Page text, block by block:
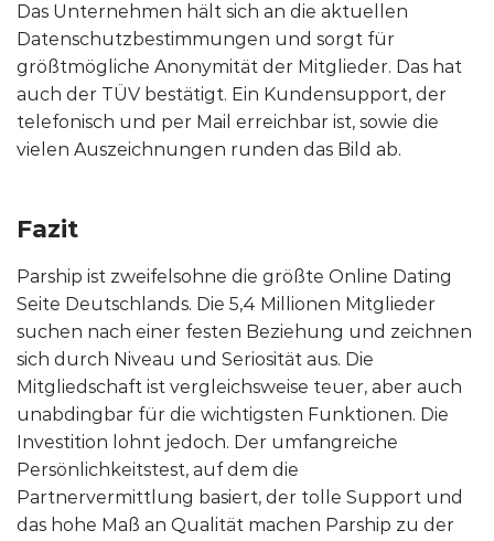
Das Unternehmen hält sich an die aktuellen
Datenschutzbestimmungen und sorgt für
größtmögliche Anonymität der Mitglieder. Das hat
auch der TÜV bestätigt. Ein Kundensupport, der
telefonisch und per Mail erreichbar ist, sowie die
vielen Auszeichnungen runden das Bild ab.
Fazit
Parship ist zweifelsohne die größte Online Dating
Seite Deutschlands. Die 5,4 Millionen Mitglieder
suchen nach einer festen Beziehung und zeichnen
sich durch Niveau und Seriosität aus. Die
Mitgliedschaft ist vergleichsweise teuer, aber auch
unabdingbar für die wichtigsten Funktionen. Die
Investition lohnt jedoch. Der umfangreiche
Persönlichkeitstest, auf dem die
Partnervermittlung basiert, der tolle Support und
das hohe Maß an Qualität machen Parship zu der